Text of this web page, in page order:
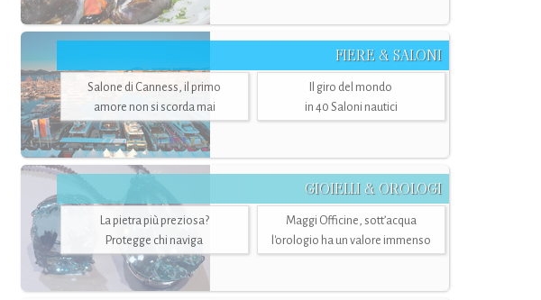
FIERE & SALONI
Salone di Canness, il primo
amore non si scorda mai
Il giro del mondo
in 40 Saloni nautici
GIOIELLI & OROLOGI
La pietra più preziosa?
Protegge chi naviga
Maggi Officine, sott’acqua
l'orologio ha un valore immenso